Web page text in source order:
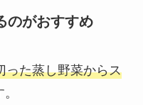
のがおすすめ
った蒸し野菜からス